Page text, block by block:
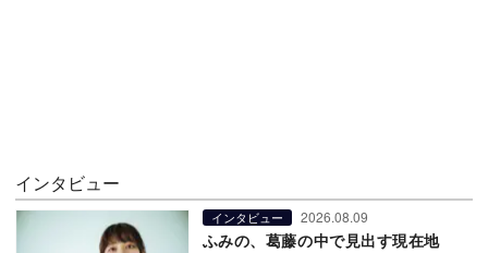
インタビュー
インタビュー 2026.08.09
ふみの、葛藤の中で見出す現在地